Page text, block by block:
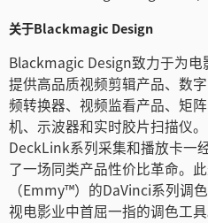
关于Blackmagic Design
Blackmagic Design致力于为
提供高品质视频剪辑产品、数
频转换器、视频监看产品、矩
机、示波器和实时胶片扫描仪
DeckLink系列采集和播放卡一
了一场同类产品性价比革命。
（Emmy™）的DaVinci系列调
视电影业中首屈一指的调色工